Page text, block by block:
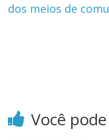
dos meios de
Você